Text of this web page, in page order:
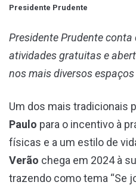
Presidente Prudente
Presidente Prudente conta
atividades gratuitas e
nos mais diversos
Um dos mais tradicionais
Paulo para o incentivo à
físicas e a um estilo de
Verão chega em 2024 à
trazendo como tema “Se